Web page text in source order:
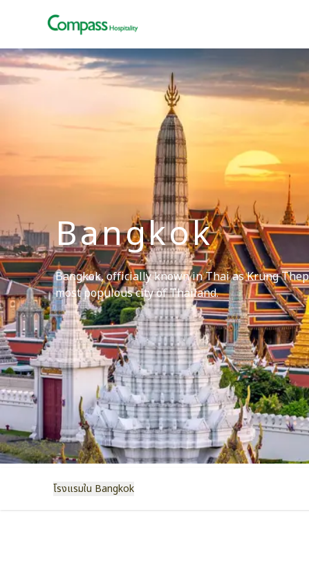
Bangkok
Bangkok, officially known in Thai as Krung
most populous city of Thailand.
โรงแรมใน Bangkok